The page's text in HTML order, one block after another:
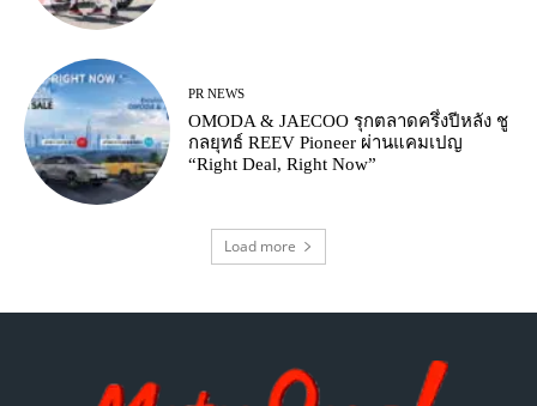
PR NEWS
OMODA & JAECOO รุกตลาดครึ่งปีหลัง ชู
กลยุทธ์ REEV Pioneer ผ่านแคมเปญ
“Right Deal, Right Now”
Load more